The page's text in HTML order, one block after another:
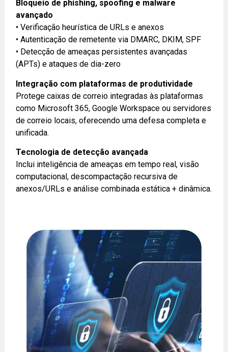
Bloqueio de phishing, spoofing e malware
avançado
• Verificação heurística de URLs e anexos
• Autenticação de remetente via DMARC, DKIM, SPF
• Detecção de ameaças persistentes avançadas
(APTs) e ataques de dia-zero
Integração com plataformas de produtividade
Protege caixas de correio integradas às plataformas
como Microsoft 365, Google Workspace ou servidores
de correio locais, oferecendo uma defesa completa e
unificada.
Tecnologia de detecção avançada
Inclui inteligência de ameaças em tempo real, visão
computacional, descompactação recursiva de
anexos/URLs e análise combinada estática + dinâmica.